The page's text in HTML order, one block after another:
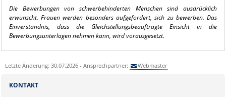
Die Bewerbungen von schwerbehinderten Menschen sind ausdrücklich
erwünscht. Frauen werden besonders aufgefordert, sich zu bewerben. Das
Einverständnis, dass die Gleichstellungsbeauftragte Einsicht in die
Bewerbungsunterlagen nehmen kann, wird vorausgesetzt.
Letzte Änderung: 30.07.2026 - Ansprechpartner: Webmaster
KONTAKT